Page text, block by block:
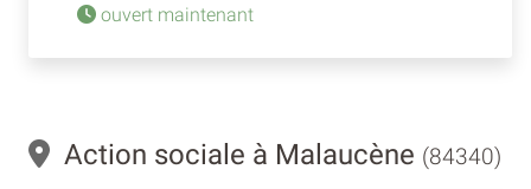
ouvert maintenant
Action sociale à Malaucène (84340)